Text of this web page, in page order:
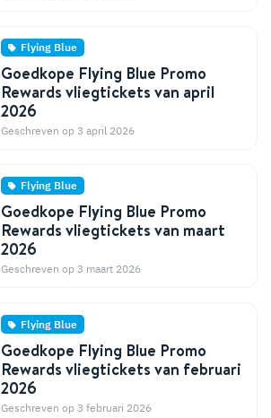
Flying Blue
Goedkope Flying Blue Promo
Rewards vliegtickets van april
2026
Geschreven op 3 april 2026
Flying Blue
Goedkope Flying Blue Promo
Rewards vliegtickets van maart
2026
Geschreven op 3 maart 2026
Flying Blue
Goedkope Flying Blue Promo
Rewards vliegtickets van februari
2026
Geschreven op 3 februari 2026